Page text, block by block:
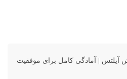
آیلتس | آمادگی کامل برای موفقیت